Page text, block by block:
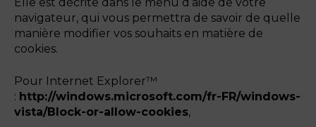
navigateur, qui vous permettra de savoir de quelle
manière modifier vos souhaits en matière de
cookies.
Pour Internet Explorer™
: http://windows.microsoft.com/fr-FR/windows-
vista/Block-or-allow-cookies,